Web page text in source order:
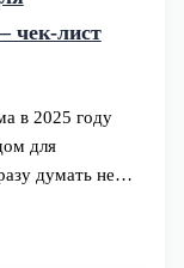
чек-лист
в 2025 году
для
думать не…